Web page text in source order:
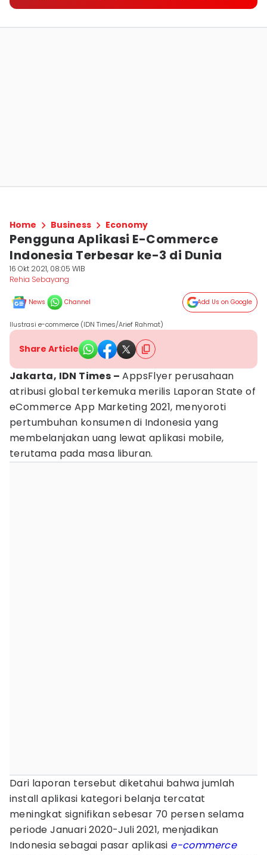
Home Business Economy
Pengguna Aplikasi E-Commerce
Indonesia Terbesar ke-3 di Dunia
16 Okt 2021, 08:05 WIB
Rehia Sebayang
News Channel Add Us on Google
Ilustrasi e-commerce (IDN Times/Arief Rahmat)
Share Article
Jakarta, IDN Times – AppsFlyer perusahaan
atribusi global terkemuka merilis Laporan State of
eCommerce App Marketing 2021, menyoroti
pertumbuhan konsumen di Indonesia yang
membelanjakan uang lewat aplikasi mobile,
terutama pada masa liburan.
Dari laporan tersebut diketahui bahwa jumlah
install aplikasi kategori belanja tercatat
meningkat signifikan sebesar 70 persen selama
periode Januari 2020-Juli 2021, menjadikan
Indonesia sebagai pasar aplikasi e-commerce